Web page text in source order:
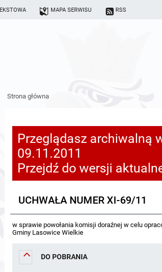
MAPA SERWISU RSS
Strona główna
Przeglądasz archiwalną
09.11.2011
Przejdź do wersji
UCHWAŁA NUMER XI-69/11
w sprawie powołania komisji doraźnej w celu
Gminy Lasowice Wielkie
DO POBRANIA